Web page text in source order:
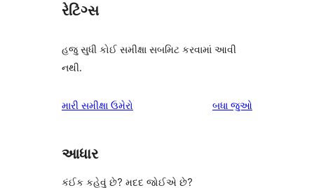
રેટિંગ્સ
હજુ સુધી કોઈ સમીક્ષા સબમિટ કરવામાં આવી
નથી.
મારી સમીક્ષા ઉમેરો બધા સમીક્ષાઓ
જુઓ
આધાર
કંઈક કહેવું છે? મદદ જોઈએ છે?